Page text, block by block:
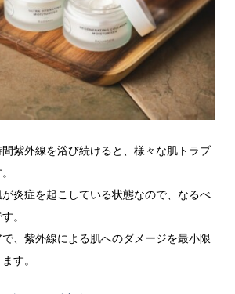
紫外線を浴び続けると、様々な肌トラブ
炎症を起こしている状態なので、なるべ
。
、紫外線による肌へのダメージを最小限
す。